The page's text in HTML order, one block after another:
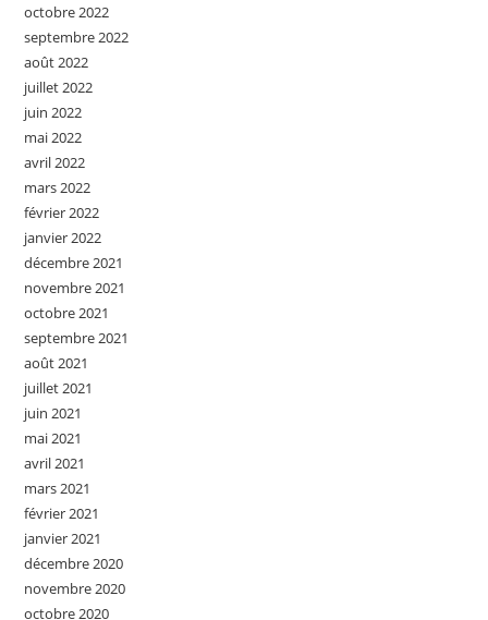
octobre 2022
septembre 2022
août 2022
juillet 2022
juin 2022
mai 2022
avril 2022
mars 2022
février 2022
janvier 2022
décembre 2021
novembre 2021
octobre 2021
septembre 2021
août 2021
juillet 2021
juin 2021
mai 2021
avril 2021
mars 2021
février 2021
janvier 2021
décembre 2020
novembre 2020
octobre 2020